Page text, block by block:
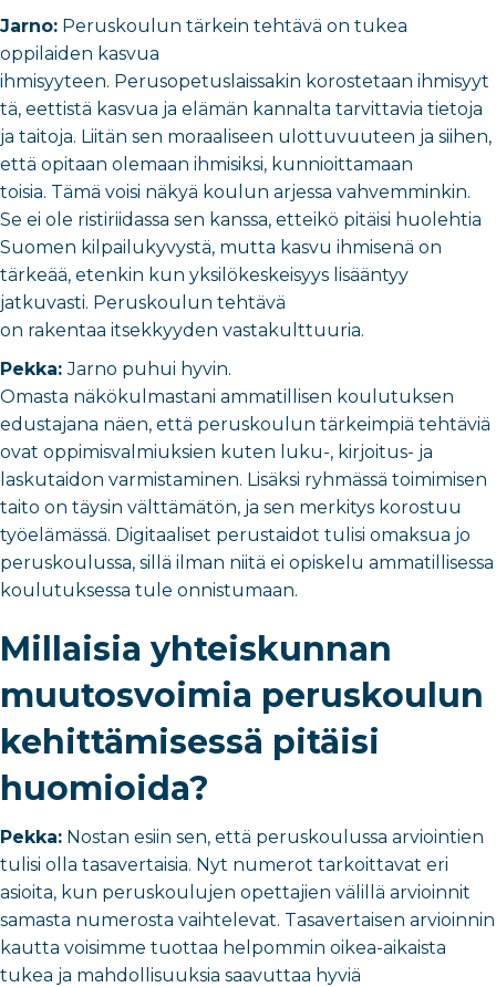
Jarno: Peruskoulun tärkein tehtävä on tukea
oppilaiden kasvua
ihmisyyteen. Perusopetuslaissakin korostetaan ihmisyyt
tä, eettistä kasvua ja elämän kannalta tarvittavia tietoja
ja taitoja. Liitän sen moraaliseen ulottuvuuteen ja siihen,
että opitaan olemaan ihmisiksi, kunnioittamaan
toisia. Tämä voisi näkyä koulun arjessa vahvemminkin.
Se ei ole ristiriidassa sen kanssa, etteikö pitäisi huolehtia
Suomen kilpailukyvystä, mutta kasvu ihmisenä on
tärkeää, etenkin kun yksilökeskeisyys lisääntyy
jatkuvasti. Peruskoulun tehtävä
on rakentaa itsekkyyden vastakulttuuria.
Pekka:Jarno puhui hyvin.
Omasta näkökulmastani ammatillisen koulutuksen
edustajana näen, että peruskoulun tärkeimpiä tehtäviä
ovat oppimisvalmiuksien kuten luku-, kirjoitus- ja
laskutaidon varmistaminen. Lisäksi ryhmässä toimimisen
taito on täysin välttämätön, ja sen merkitys korostuu
työelämässä. Digitaaliset perustaidot tulisi omaksua jo
peruskoulussa, sillä ilman niitä ei opiskelu ammatillisessa
koulutuksessa tule onnistumaan.
Millaisia yhteiskunnan
muutosvoimia peruskoulun
kehittämisessä pitäisi
huomioida?
Pekka: Nostan esiin sen, että peruskoulussa arviointien
tulisi olla tasavertaisia. Nyt numerot tarkoittavat eri
asioita, kun peruskoulujen opettajien välillä arvioinnit
samasta numerosta vaihtelevat. Tasavertaisen arvioinnin
kautta voisimme tuottaa helpommin oikea-aikaista
tukea ja mahdollisuuksia saavuttaa hyviä